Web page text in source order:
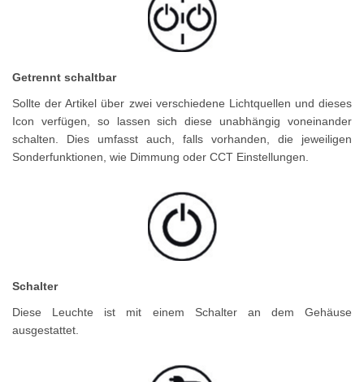
Getrennt schaltbar
Sollte der Artikel über zwei verschiedene Lichtquellen und dieses
Icon verfügen, so lassen sich diese unabhängig voneinander
schalten. Dies umfasst auch, falls vorhanden, die jeweiligen
Sonderfunktionen, wie Dimmung oder CCT Einstellungen.
Schalter
Diese Leuchte ist mit einem Schalter an dem Gehäuse
ausgestattet.